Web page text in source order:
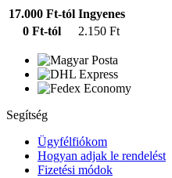
17.000 Ft-tól Ingyenes
0 Ft-tól
2.150 Ft
Segítség
Ügyfélfiókom
Hogyan adjak le rendelést
Fizetési módok